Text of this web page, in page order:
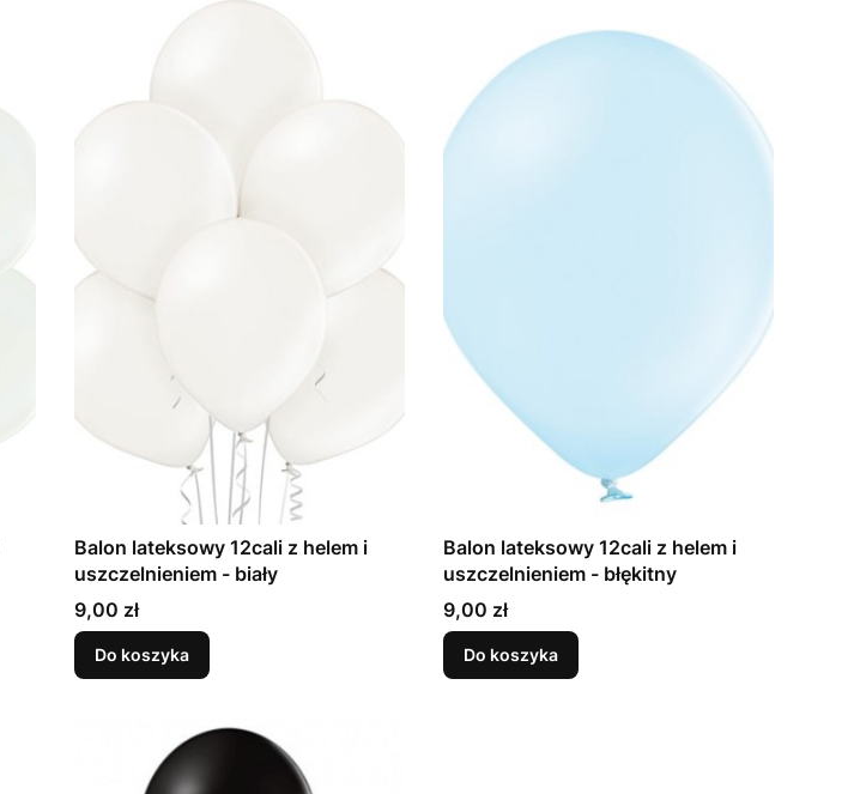
Balon lateksowy 12cali z helem i
uszczelnieniem - biały
Cena
9,00 zł
Do koszyka
Balon lateksowy 12cali z helem i
uszczelnieniem - błękitny
Cena
9,00 zł
Do koszyka